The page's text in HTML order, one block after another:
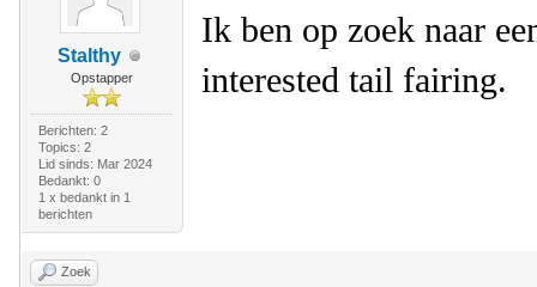
Stalthy
Opstapper
Berichten: 2
Topics: 2
Lid sinds: Mar 2024
Bedankt: 0
1 x bedankt in 1
berichten
Ik ben op zoek naar
interested tail fairing.
Zoek